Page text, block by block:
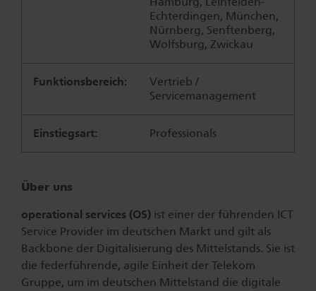
Echterdingen, München,
Nürnberg, Senftenberg,
Wolfsburg, Zwickau
Funktionsbereich:
Vertrieb /
Servicemanagement
Einstiegsart: Professionals
Über uns
operational services (OS) ist einer der führenden ICT
Service Provider im deutschen Markt und gilt als
Backbone der Digitalisierung des Mittelstands. Sie ist
die federführende, agile Einheit der Telekom
Gruppe, um im deutschen Mittelstand die digitale